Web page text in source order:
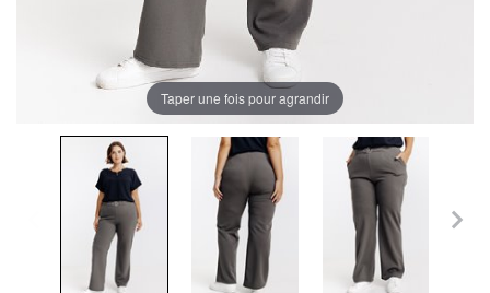
Taper une fois pour agrandir